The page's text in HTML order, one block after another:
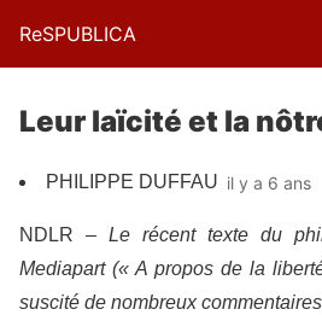
ReSPUBLICA
Leur laïcité et la
PHILIPPE DUFFAU il y a 6 ans
NDLR – Le récent texte du
Mediapart (« A propos de la
suscité de nombreux